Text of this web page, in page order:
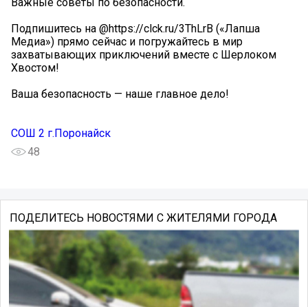
Важные советы по безопасности.
Подпишитесь на @https://clck.ru/3ThLrB («Лапша
Медиа») прямо сейчас и погружайтесь в мир
захватывающих приключений вместе с Шерлоком
Хвостом!
Ваша безопасность — наше главное дело!
СОШ 2 г.Поронайск
48
ПОДЕЛИТЕСЬ НОВОСТЯМИ С ЖИТЕЛЯМИ ГОРОДА